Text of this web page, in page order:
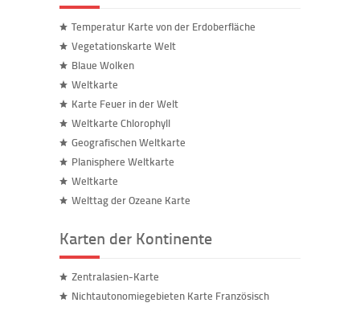
Temperatur Karte von der Erdoberfläche
Vegetationskarte Welt
Blaue Wolken
Weltkarte
Karte Feuer in der Welt
Weltkarte Chlorophyll
Geografischen Weltkarte
Planisphere Weltkarte
Weltkarte
Welttag der Ozeane Karte
Karten der Kontinente
Zentralasien-Karte
Nichtautonomiegebieten Karte Französisch